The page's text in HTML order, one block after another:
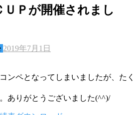
ＵＰが開催されまし
2019年7月1日
ンペとなってしまいましたが、たく
ありがとうございました(^^)/